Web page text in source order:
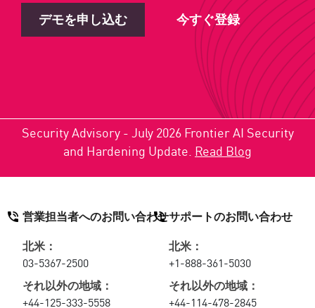
デモを申し込む 今すぐ登録
Security Advisory - July 2026 Frontier AI Security
and Hardening Update. Read Blog
営業担当者へのお問い合わせ
北米：
03-5367-2500
それ以外の地域：
+44-125-333-5558
サポートのお問い合わせ
北米：
+1-888-361-5030
それ以外の地域：
+44-114-478-2845